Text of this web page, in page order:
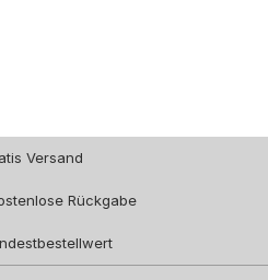
Versand
Rückgabe